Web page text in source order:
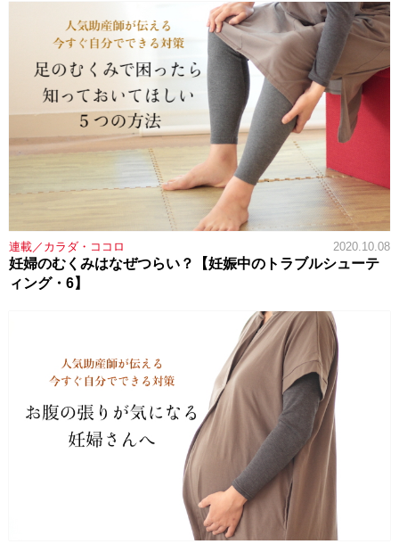
連載／カラダ・ココロ 2020.10.08
妊婦のむくみはなぜつらい？【妊娠中のトラブルシューテ
ィング・6】